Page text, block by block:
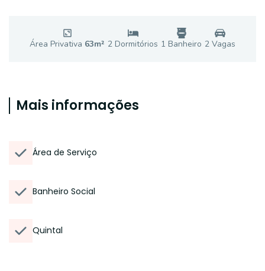
Área Privativa 63m² 2 Dormitórios 1 Banheiro 2 Vagas
Mais informações
Área de Serviço
Banheiro Social
Quintal